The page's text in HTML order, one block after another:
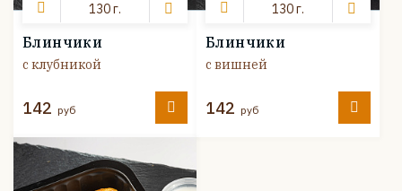
130 г.
Блинчики
с клубникой
142 руб
130 г.
Блинчики
с вишней
142 руб